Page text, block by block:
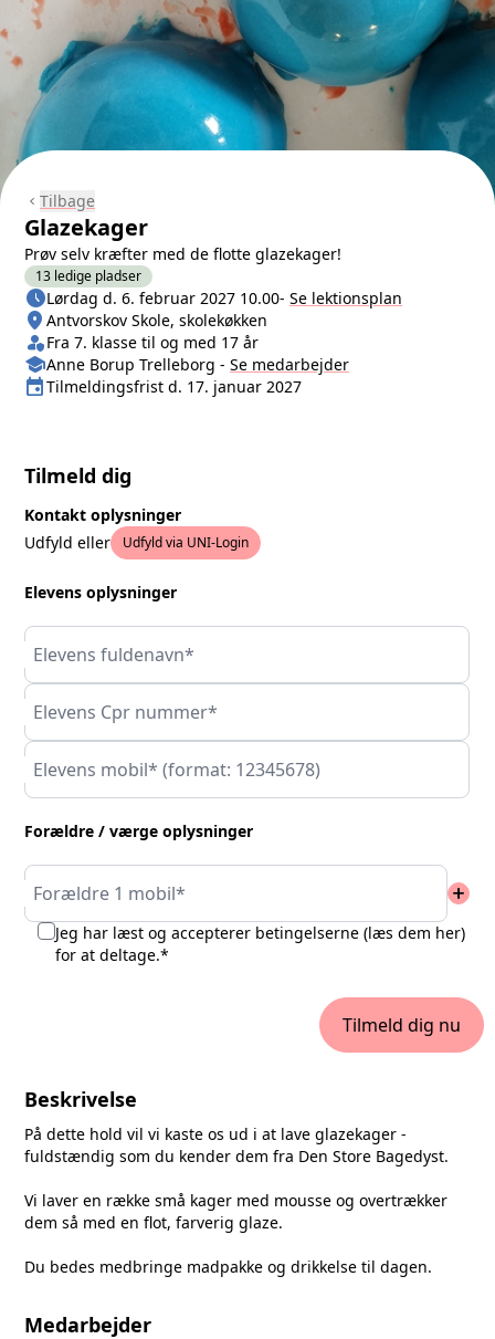
chevron_left Tilbage
Glazekager
Prøv selv kræfter med de flotte glazekager!
13 ledige pladser
Næste lektion
scheduleLørdag d. 6. februar 2027 10.00- Se lektionsplan
Sted/Adresse
location_on Antvorskov Skole, skolekøkken
Klasse/Aldersbegrænsning
person_shieldFra 7. klasse til og med 17 år
Medarbejder
schoolAnne Borup Trelleborg - Se medarbejder
Tilmeldingsfrist
eventTilmeldingsfrist d. 17. januar 2027
Tilmeld dig
Kontakt oplysninger
Udfyld eller
Udfyld via UNI-Login
Elevens oplysninger
Elevens fuldenavn*
Elevens Cpr nummer*
Elevens mobil* (format: 12345678)
Forældre / værge oplysninger
Forældre 1 mobil* add
Jeg har læst og accepterer betingelserne (læs dem her)
for at deltage.*
Tilmeld dig nu
Beskrivelse
På dette hold vil vi kaste os ud i at lave glazekager -
fuldstændig som du kender dem fra Den Store Bagedyst.
Vi laver en række små kager med mousse og overtrækker
dem så med en flot, farverig glaze.
Du bedes medbringe madpakke og drikkelse til dagen.
Medarbejder